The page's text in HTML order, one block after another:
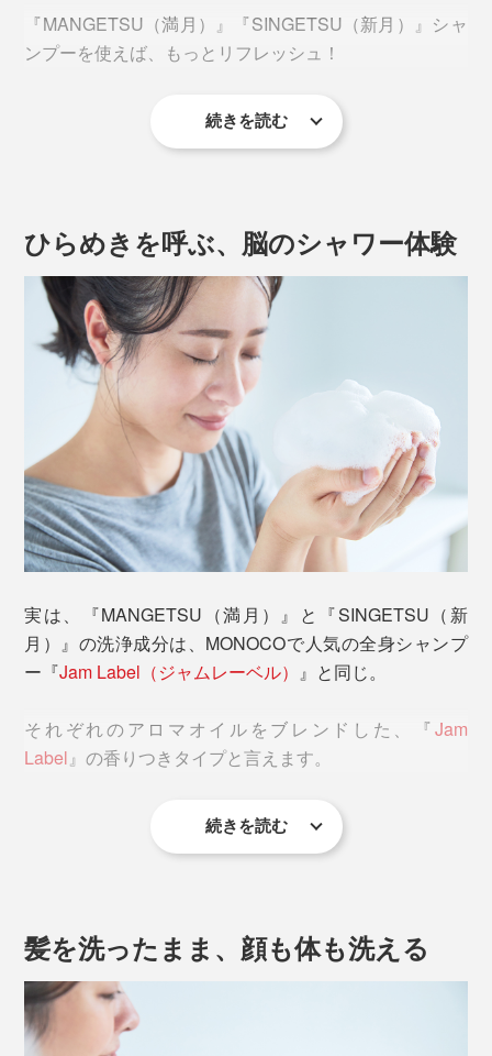
『MANGETSU（満月）』『SINGETSU（新月）』シャ
ンプーを使えば、もっとリフレッシュ！
グリーンや果実、花といった、自然に包まれるような、
シャンプーはめずらしいでしょう。
そもそも香りのシャンプーといえば、どうしても「女性
うイメージがありました。
香りの成分は、すべて天然のオイル。だから、自然に触
男女を問わず、強い香りが苦手な人も、「心地よさ」を
感じやすい香りです。
続きを読む
ひらめきを呼ぶ、脳のシャワー体験
実は、『MANGETSU（満月）』と『SINGETSU（新
月）』の洗浄成分は、MONOCOで人気の全身シャンプ
ー『Jam Label（ジャムレーベル） 』と同じ。
それぞれのアロマオイルをブレンドした、『Jam
Label』の香りつきタイプと言えます。
』同様に、『MANGETSU（満月）』
と、そのままの泡で、顔も体も洗えるのです。
続きを読む
髪を洗ったまま、顔も体も洗える